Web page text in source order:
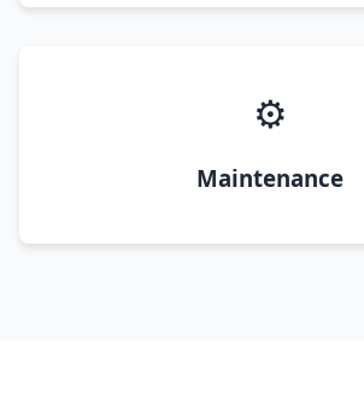
⚙️
Maintenance